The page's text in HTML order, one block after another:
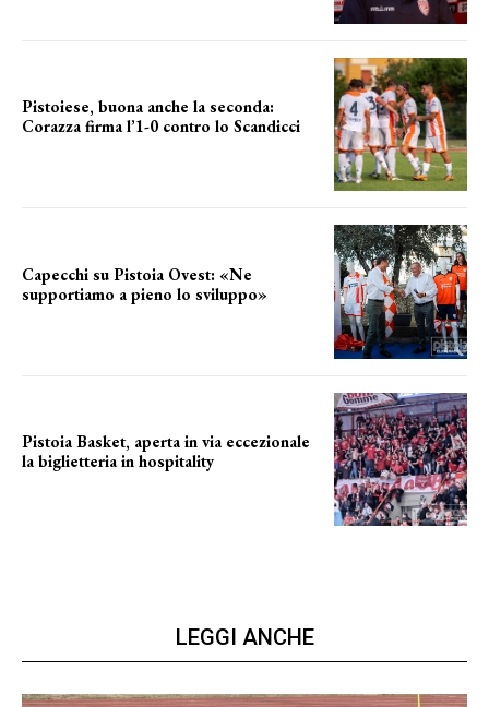
Pistoiese, buona anche la seconda:
Corazza firma l’1-0 contro lo Scandicci
Capecchi su Pistoia Ovest: «Ne
supportiamo a pieno lo sviluppo»
Pistoia Basket, aperta in via eccezionale
la biglietteria in hospitality
LEGGI ANCHE